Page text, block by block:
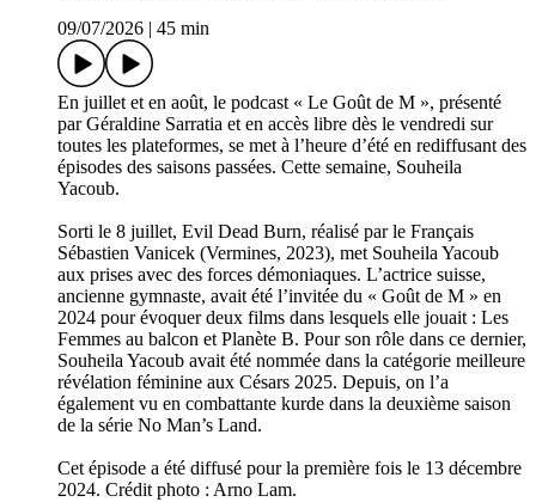
09/07/2026
45 min
En juillet et en août, le podcast « Le Goût de M », présenté
par Géraldine Sarratia et en accès libre dès le vendredi sur
toutes les plateformes, se met à l’heure d’été en rediffusant des
épisodes des saisons passées. Cette semaine, Souheila
Yacoub.
Sorti le 8 juillet, Evil Dead Burn, réalisé par le Français
Sébastien Vanicek (Vermines, 2023), met Souheila Yacoub
aux prises avec des forces démoniaques. L’actrice suisse,
ancienne gymnaste, avait été l’invitée du « Goût de M » en
2024 pour évoquer deux films dans lesquels elle jouait : Les
Femmes au balcon et Planète B. Pour son rôle dans ce dernier,
Souheila Yacoub avait été nommée dans la catégorie meilleure
révélation féminine aux Césars 2025. Depuis, on l’a
également vu en combattante kurde dans la deuxième saison
de la série No Man’s Land.
Cet épisode a été diffusé pour la première fois le 13 décembre
2024. Crédit photo : Arno Lam.